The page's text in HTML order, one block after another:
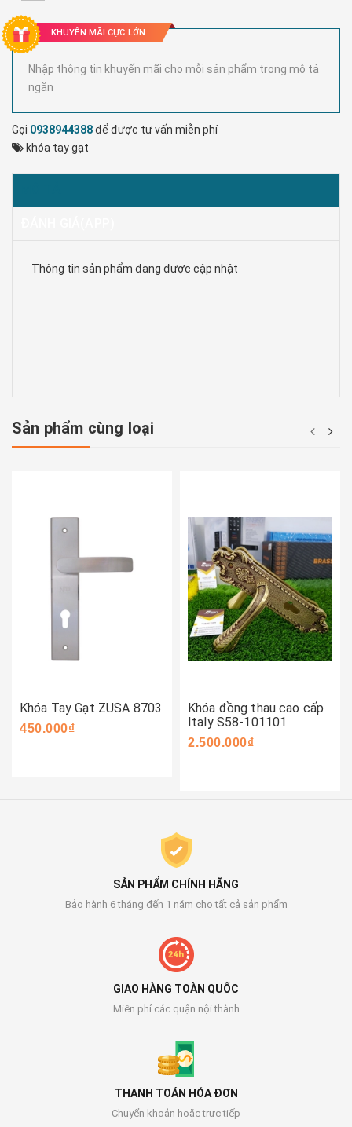
KHUYẾN MÃI CỰC LỚN
Nhập thông tin khuyến mãi cho mỗi sản phẩm trong mô tả
ngắn
Gọi 0938944388để được tư vấn miễn phí
khóa tay gạt
Thông tin sản phẩm đang được cập nhật
Sản phẩm cùng loại
Khóa Tay Gạt ZUSA 8703
450.000₫
Khóa đồng thau cao cấp
Italy S58-101101
2.500.000₫
SẢN PHẨM CHÍNH HÃNG
Bảo hành 6 tháng đến 1 năm cho tất cả sản phẩm
GIAO HÀNG TOÀN QUỐC
Miễn phí các quận nội thành
THANH TOÁN HÓA ĐƠN
Chuyển khoản hoặc trực tiếp